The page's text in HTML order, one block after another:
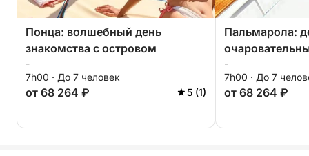
Понца: волшебный день
знакомства с островом
-
7h00 · До 7 человек
от 68 264 ₽ 5 (1)
Пальмарола:
-
7h00 · До 7
от 68 264 ₽